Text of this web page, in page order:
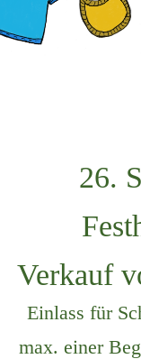
26.
Verkauf
Einlass für
max. einer